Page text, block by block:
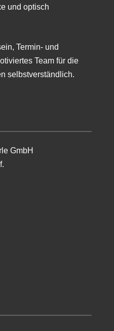
und optisch
Termin- und
Team für die
selbstverständlich.
GmbH